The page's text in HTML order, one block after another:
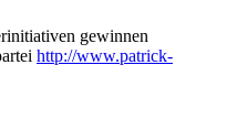
gewinnen
http://www.patrick-